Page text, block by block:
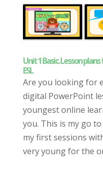
Unit 1 Basic. Lesson
ESL
Are you looking for
digital PowerPoint
youngest online
you. This is my go
my first sessions
very young for the